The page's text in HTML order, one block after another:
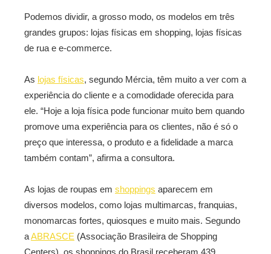
Podemos dividir, a grosso modo, os modelos em três
grandes grupos: lojas físicas em shopping, lojas físicas
de rua e e-commerce.
As lojas físicas, segundo Mércia, têm muito a ver com a
experiência do cliente e a comodidade oferecida para
ele. “Hoje a loja física pode funcionar muito bem quando
promove uma experiência para os clientes, não é só o
preço que interessa, o produto e a fidelidade a marca
também contam”, afirma a consultora.
As lojas de roupas em shoppings aparecem em
diversos modelos, como lojas multimarcas, franquias,
monomarcas fortes, quiosques e muito mais. Segundo
aABRASCE (Associação Brasileira de Shopping
Centers), os shoppings do Brasil receberam 439